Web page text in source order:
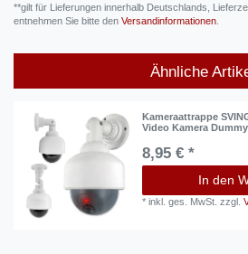
**gilt für Lieferungen innerhalb Deutschlands,
entnehmen Sie bitte den Versandinformationen
Ähnliche
Kameraattrappe
Video Kamera Dummy
8,95 € *
In den
*inkl. ges. MwSt. zzgl.